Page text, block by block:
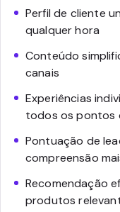
Perfil de cliente
qualquer hora
Conteúdo
canais
Experiências
todos os pontos
Pontuação de
compreensão
Recomendação
produtos